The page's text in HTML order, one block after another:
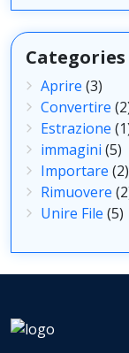
Categories
Aprire (3)
Convertire
Estrazione
immagini (5)
Importare (2)
Rimuovere
Unire File (5)